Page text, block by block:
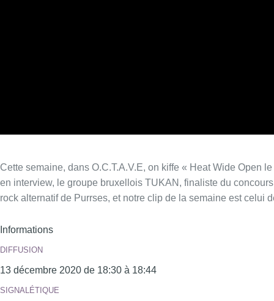
Cette semaine, dans O.C.T.A.V.E, on kiffe « Heat Wide Open
en interview, le groupe bruxellois TUKAN, finaliste du
rock alternatif de Purrses, et notre clip de la semaine est celui
Informations
DIFFUSION
13 décembre 2020 de 18:30 à 18:44
SIGNALÉTIQUE